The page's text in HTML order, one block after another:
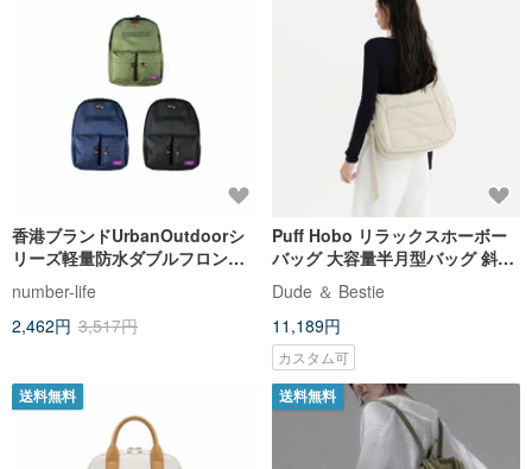
香港ブランドUrbanOutdoorシ
リーズ軽量防水ダブルフロント
ポケットコーディネートバック
パック
number-life
2,462円 3,517円
Puff Hobo リラックスホーボー
バッグ 大容量半月型バッグ 斜め
掛けホーボーバッグ
Dude ＆ Bestie
11,189円
カスタム可
送料無料 送料無料